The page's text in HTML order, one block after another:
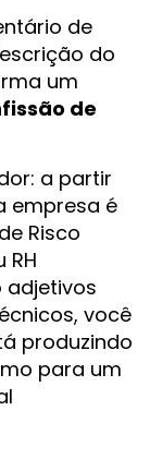
de
do
um
de
a partir
empresa é
Risco
RH
adjetivos
você
produzindo
para um